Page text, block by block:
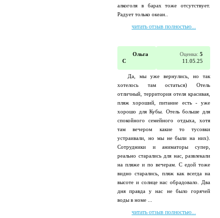
алкоголя в барах тоже отсутствует.
Радует только океан..
читать отзыв полностью...
Ольга
С
Оценка: 5
11.05.25
Да, мы уже вернулись, но так
хотелось там остаться) Отель
отличный, территория отеля красивая,
пляж хороший, питание есть - уже
хорошо для Кубы. Отель больше для
спокойного семейного отдыха, хотя
там вечером какие то тусовки
устраивали, но мы не были на них).
Сотрудники и аниматоры супер,
реально старались для нас, развлекали
на пляже и по вечерам. С едой тоже
видно старались, пляж как всегда на
высоте и солнце нас обрадовало. Два
дня правда у нас не было горячей
воды в номе ...
читать отзыв полностью...